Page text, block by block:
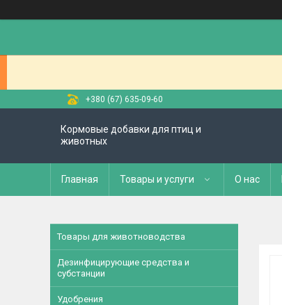
+380 (67) 635-09-60
Кормовые добавки для птиц и
животных
Главная Товары и услуги О нас
Товары для животноводства
Дезинфицирующие средства и
субстанции
Удобрения